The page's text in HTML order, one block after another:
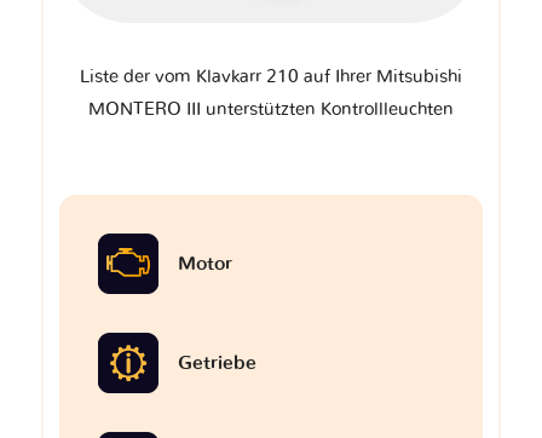
Liste der vom Klavkarr 210 auf Ihrer Mitsubishi
MONTERO III unterstützten Kontrollleuchten
Motor
Getriebe